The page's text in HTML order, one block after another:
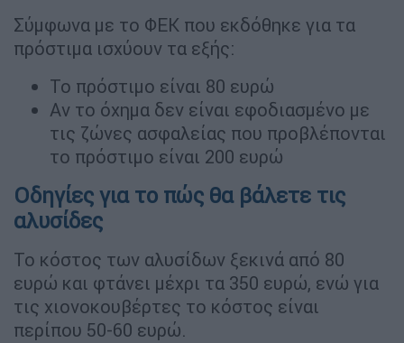
Σύμφωνα με το ΦΕΚ που εκδόθηκε για τα
πρόστιμα ισχύουν τα εξής:
Το πρόστιμο είναι 80 ευρώ
Αν το όχημα δεν είναι εφοδιασμένο με
τις ζώνες ασφαλείας που προβλέπονται
το πρόστιμο είναι 200 ευρώ
Οδηγίες για το πώς θα βάλετε τις
αλυσίδες
Το κόστος των αλυσίδων ξεκινά από 80
ευρώ και φτάνει μέχρι τα 350 ευρώ, ενώ για
τις χιονοκουβέρτες το κόστος είναι
περίπου 50-60 ευρώ.